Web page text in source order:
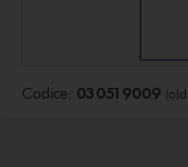
Codice: 030519009